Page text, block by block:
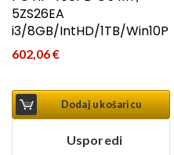
5ZS26EA
i3/8GB/IntHD/1TB/Win10P
602,06€
Dodaj u košaricu
Usporedi